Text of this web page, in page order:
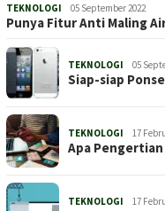
TEKNOLOGI 05 September 2022
Punya Fitur Anti Maling
TEKNOLOGI 05
Siap-siap
TEKNOLOGI 17
Apa
TEKNOLOGI 17